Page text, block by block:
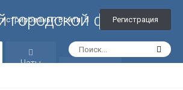
городской форум
Войти Регистрация
Чаты